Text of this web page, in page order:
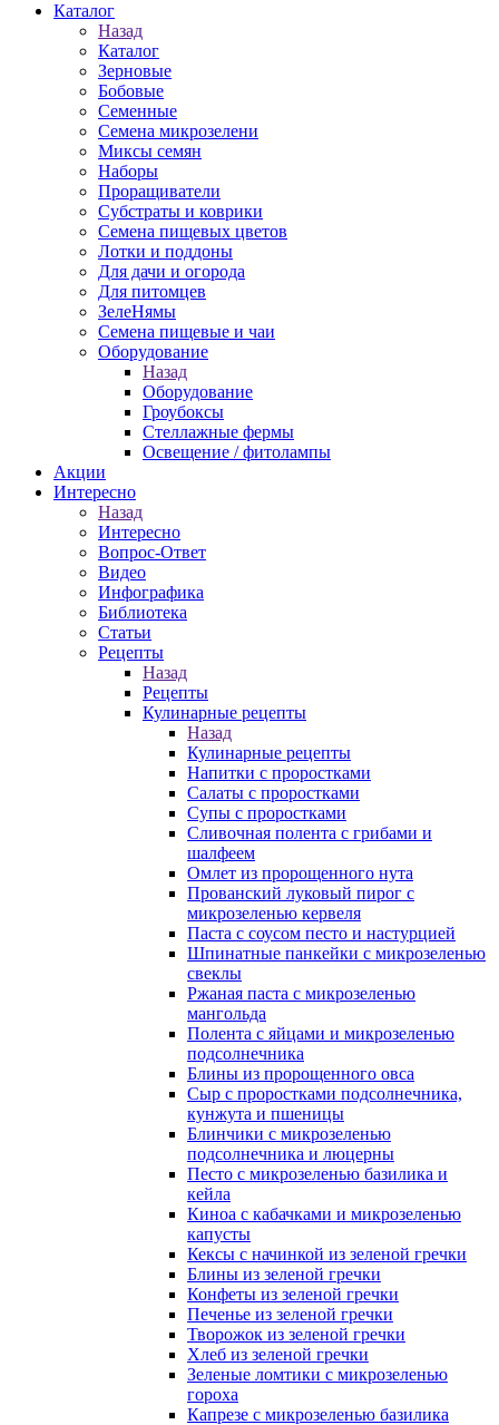
Каталог
Назад
Каталог
Зерновые
Бобовые
Семенные
Семена микрозелени
Миксы семян
Наборы
Проращиватели
Субстраты и коврики
Семена пищевых цветов
Лотки и поддоны
Для дачи и огорода
Для питомцев
ЗелеНямы
Семена пищевые и чаи
Оборудование
Назад
Оборудование
Гроубоксы
Стеллажные фермы
Освещение / фитолампы
Акции
Интересно
Назад
Интересно
Вопрос-Ответ
Видео
Инфографика
Библиотека
Статьи
Рецепты
Назад
Рецепты
Кулинарные рецепты
Назад
Кулинарные рецепты
Напитки с проростками
Салаты с проростками
Супы с проростками
Сливочная полента с грибами и
шалфеем
Омлет из пророщенного нута
Прованский луковый пирог с
микрозеленью кервеля
Паста с соусом песто и настурцией
Шпинатные панкейки с микрозеленью
свеклы
Ржаная паста с микрозеленью
мангольда
Полента с яйцами и микрозеленью
подсолнечника
Блины из пророщенного овса
Cыр с проростками подсолнечника,
кунжута и пшеницы
Блинчики с микрозеленью
подсолнечника и люцерны
Песто с микрозеленью базилика и
кейла
Киноа с кабачками и микрозеленью
капусты
Кексы с начинкой из зеленой гречки
Блины из зеленой гречки
Конфеты из зеленой гречки
Печенье из зеленой гречки
Творожок из зеленой гречки
Хлеб из зеленой гречки
Зеленые ломтики с микрозеленью
гороха
Капрезе с микрозеленью базилика